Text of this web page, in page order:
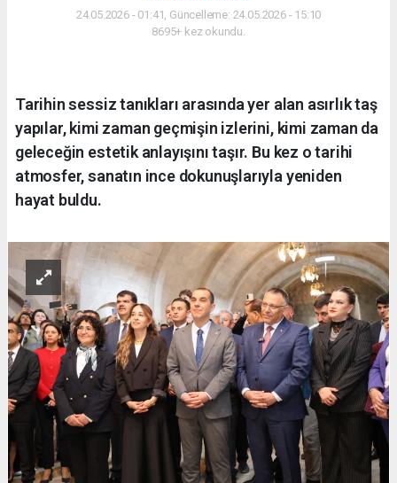
24.05.2026 - 01:41, Güncelleme: 24.05.2026 - 15:10
8695+ kez okundu.
Tarihin sessiz tanıkları arasında yer alan asırlık taş
yapılar, kimi zaman geçmişin izlerini, kimi zaman da
geleceğin estetik anlayışını taşır. Bu kez o tarihi
atmosfer, sanatın ince dokunuşlarıyla yeniden
hayat buldu.